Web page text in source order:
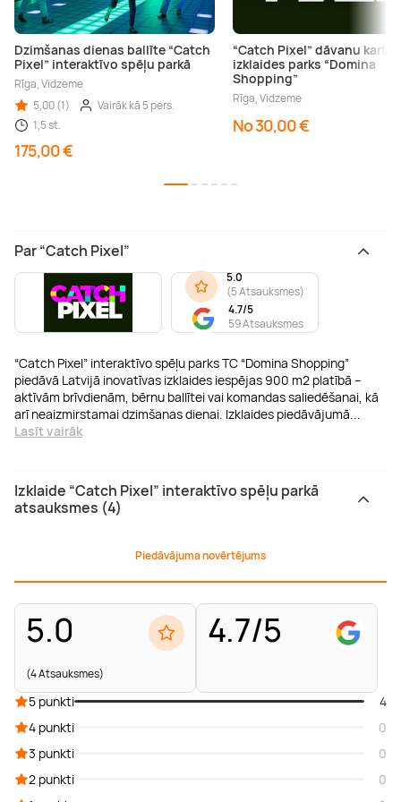
Dzimšanas dienas ballīte “Catch
Pixel” interaktīvo spēļu parkā
Rīga, Vidzeme
5,00 (1)
Vairāk kā 5 pers.
1,5 st.
175,00 €
“Catch Pixel” dāvanu karte
izklaides parks “Domina
Shopping”
Rīga, Vidzeme
No 30,00 €
Par “Catch Pixel”
“Catch Pixel” interaktīvo spēļu parks TC “Domina Shopping”
piedāvā Latvijā inovatīvas izklaides iespējas 900 m2 platībā –
aktīvām brīvdienām, bērnu ballītei vai komandas saliedēšanai, kā
arī neaizmirstamai dzimšanas dienai. Izklaides piedāvājumā
Lasīt vairāk
5.0
(5 Atsauksmes)
4.7/5
59 Atsauksmes
Izklaide “Catch Pixel” interaktīvo spēļu parkā
atsauksmes (4)
Piedāvājuma novērtējums
5.0
(4 Atsauksmes)
4.7/5
5 punkti
4
4 punkti
0
3 punkti
0
2 punkti
0